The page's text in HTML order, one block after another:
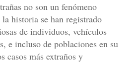
no son un fenómeno
historia se han registrado
de individuos, vehículos
e incluso de poblaciones en su
casos más extraños y